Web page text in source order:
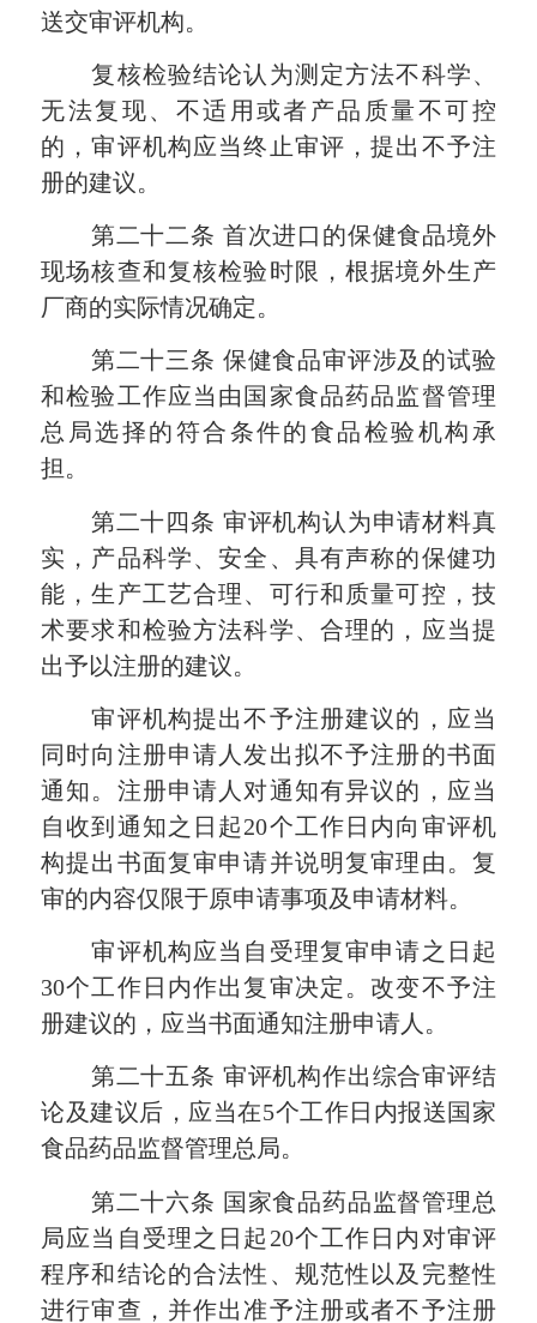
送交审评机构。
复核检验结论认为测定方法不科学、
无法复现、不适用或者产品质量不可控
的，审评机构应当终止审评，提出不予注
册的建议。
第二十二条 首次进口的保健食品境外
现场核查和复核检验时限，根据境外生产
厂商的实际情况确定。
第二十三条 保健食品审评涉及的试验
和检验工作应当由国家食品药品监督管理
总局选择的符合条件的食品检验机构承
担。
第二十四条 审评机构认为申请材料真
实，产品科学、安全、具有声称的保健功
能，生产工艺合理、可行和质量可控，技
术要求和检验方法科学、合理的，应当提
出予以注册的建议。
审评机构提出不予注册建议的，应当
同时向注册申请人发出拟不予注册的书面
通知。注册申请人对通知有异议的，应当
自收到通知之日起20个工作日内向审评机
构提出书面复审申请并说明复审理由。复
审的内容仅限于原申请事项及申请材料。
审评机构应当自受理复审申请之日起
30个工作日内作出复审决定。改变不予注
册建议的，应当书面通知注册申请人。
第二十五条 审评机构作出综合审评结
论及建议后，应当在5个工作日内报送国家
食品药品监督管理总局。
第二十六条 国家食品药品监督管理总
局应当自受理之日起 20个工作日内对审评
程序和结论的合法性、规范性以及完整性
进行审查，并作出准予注册或者不予注册